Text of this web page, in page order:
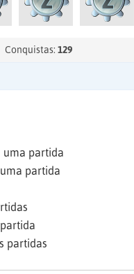
Conquistas: 129
uma partida
partida
partidas